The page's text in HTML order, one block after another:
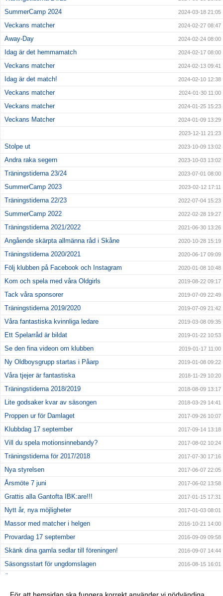
SummerCamp 2024 2024-03-18 21:05
Veckans matcher 2024-02-27 08:47
Away-Day 2024-02-24 08:00
Idag är det hemmamatch 2024-02-17 08:00
Veckans matcher 2024-02-13 09:41
Idag är det match! 2024-02-10 12:38
Veckans matcher 2024-01-30 11:00
Veckans matcher 2024-01-25 15:23
Veckans Matcher 2024-01-09 13:29
2023-12-11 21:23
Stolpe ut 2023-10-09 13:02
Andra raka segern 2023-10-03 13:02
Träningstiderna 23/24 2023-07-01 08:00
SummerCamp 2023 2023-02-12 17:11
Träningstiderna 22/23 2022-07-04 15:23
SummerCamp 2022 2022-02-28 19:27
Träningstiderna 2021/2022 2021-06-30 13:26
Angående skärpta allmänna råd i Skåne 2020-10-28 15:19
Träningstiderna 2020/2021 2020-06-17 09:09
Följ klubben på Facebook och Instagram 2020-01-08 10:48
Kom och spela med våra Oldgirls 2019-08-22 09:17
Tack våra sponsorer 2019-07-09 22:49
Träningstiderna 2019/2020 2019-07-09 21:42
Våra fantastiska kvinnliga ledare 2019-03-08 09:35
Ett Spelarråd är bildat 2019-01-22 10:53
Se den fina videon om klubben 2019-01-17 11:00
Ny Oldboysgrupp startas i Påarp 2019-01-08 09:22
Våra tjejer är fantastiska 2018-11-29 10:20
Träningstiderna 2018/2019 2018-08-09 13:17
Lite godsaker kvar av säsongen 2018-03-29 14:41
Proppen ur för Damlaget 2017-09-26 10:07
Klubbdag 17 september 2017-09-14 13:18
Vill du spela motionsinnebandy? 2017-08-02 10:24
Träningstiderna för 2017/2018 2017-07-30 17:16
Nya styrelsen 2017-06-07 22:05
Årsmöte 7 juni 2017-06-02 13:58
Grattis alla Gantofta IBK:are!!! 2017-01-15 17:31
Nytt år, nya möjligheter 2017-01-03 08:01
Massor med matcher i helgen 2016-10-21 14:00
Provardag 17 september 2016-09-09 09:58
Skänk dina gamla sedlar till föreningen! 2016-09-07 14:44
Säsongsstart för ungdomslagen 2016-08-15 16:01
Träningstiderna klara 2016-07-18 14:35